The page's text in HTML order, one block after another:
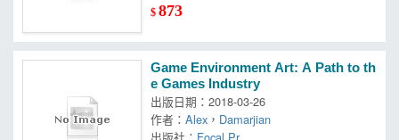
$873
Game Environment Art: A Path to th
e Games Industry
出版日期：2018-03-26
作者：Alex ， Damarjian